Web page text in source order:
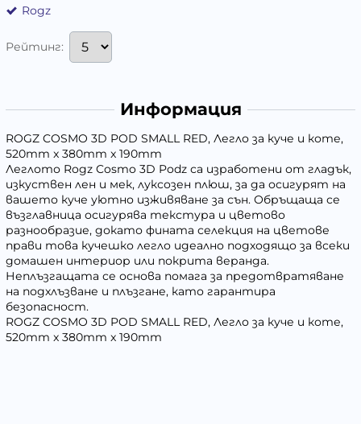
Rogz
Рейтинг:
Информация
ROGZ COSMO 3D POD SMALL RED, Легло за куче и коте,
520mm x 380mm x 190mm
Леглото Rogz Cosmo 3D Podz са изработени от гладък,
изкуствен лен и мек, луксозен плюш, за да осигурят на
вашето куче уютно изживяване за сън. Обръщаща се
възглавница осигурява текстура и цветово
разнообразие, докато фината селекция на цветове
прави това кучешко легло идеално подходящо за всеки
домашен интериор или покрита веранда.
Неплъзгащата се основа помага за предотвратяване
на подхлъзване и плъзгане, като гарантира
безопасност.
ROGZ COSMO 3D POD SMALL RED, Легло за куче и коте,
520mm x 380mm x 190mm